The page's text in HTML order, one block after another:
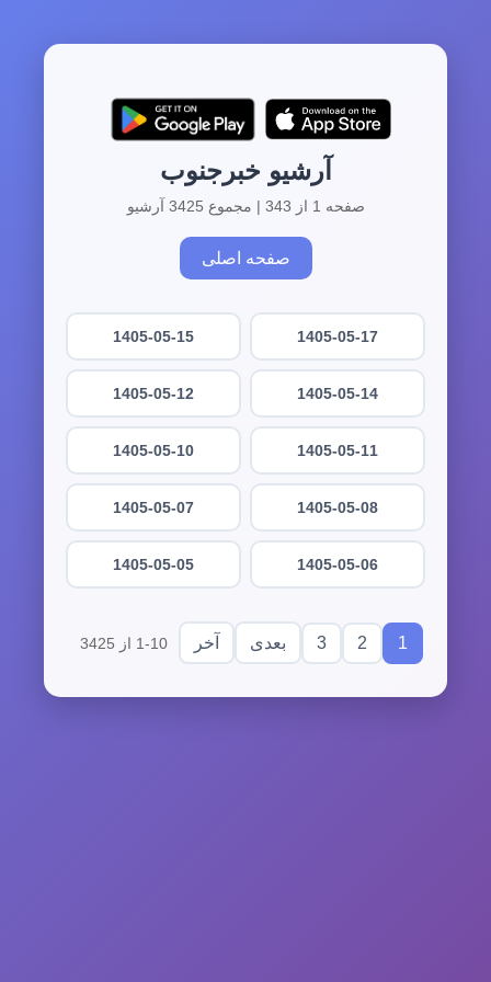
آرشیو خبرجنوب
صفحه 1 از 343 | مجموع 3425 آرشیو
صفحه اصلی
1405-05-17
1405-05-15
1405-05-14
1405-05-12
1405-05-11
1405-05-10
1405-05-08
1405-05-07
1405-05-06
1405-05-05
1
2
3 بعدی آخر 1-10 از 3425